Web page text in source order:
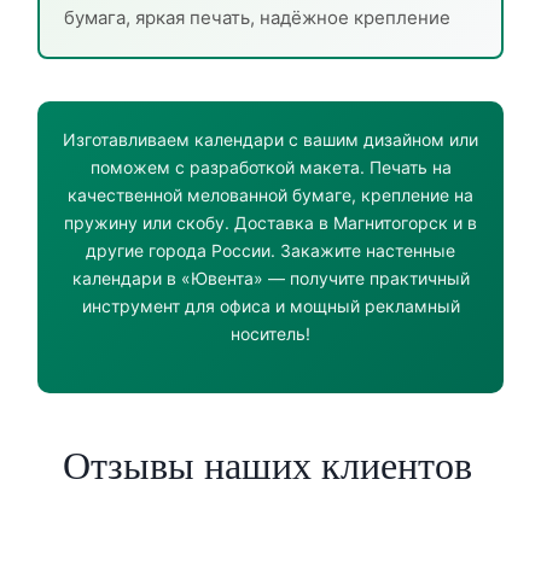
бумага, яркая печать, надёжное крепление
Изготавливаем календари с вашим дизайном или
поможем с разработкой макета. Печать на
качественной мелованной бумаге, крепление на
пружину или скобу. Доставка в Магнитогорск и в
другие города России. Закажите настенные
календари в «Ювента» — получите практичный
инструмент для офиса и мощный рекламный
носитель!
Отзывы наших клиентов